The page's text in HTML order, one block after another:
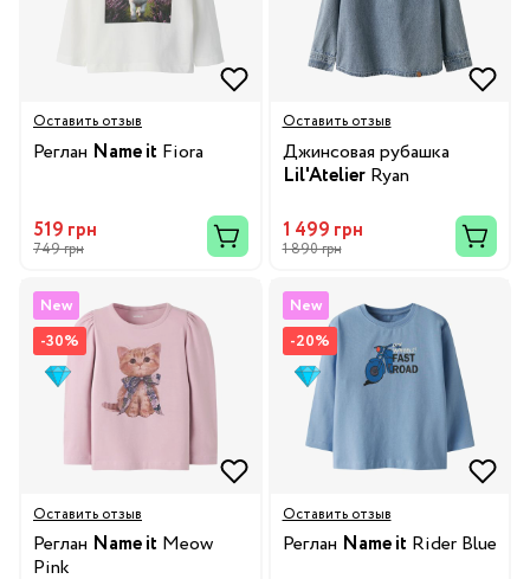
Оставить отзыв
Реглан Name it Fiora
519 грн
749 грн
Оставить отзыв
Джинсовая рубашка
Lil'AtelierRyan
1 499 грн
1 890 грн
New
-30%
Оставить отзыв
Реглан Name it Meow
Pink
New
-20%
Оставить отзыв
Реглан Name it Rider Blue